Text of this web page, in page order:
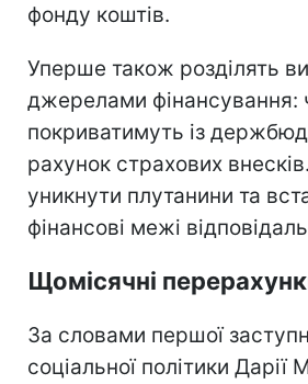
фонду коштів.
Уперше також розділять
джерелами фінансування:
покриватимуть із
рахунок страхових
уникнути плутанини та
фінансові межі
Щомісячні
За словами першої
соціальної політики Дарії